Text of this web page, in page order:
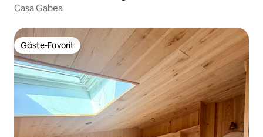
Casa Gabea
Gäste-Favorit
Gäste-Favorit